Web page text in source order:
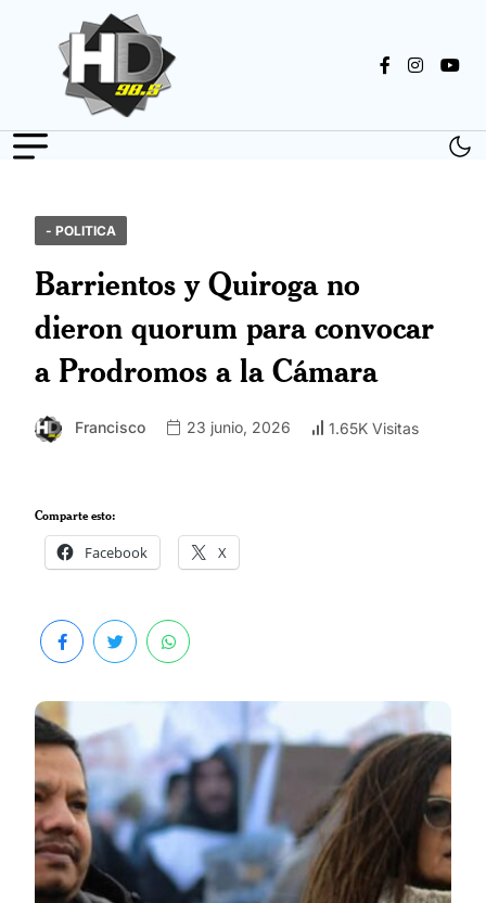
- POLITICA
Barrientos y Quiroga no
dieron quorum para convocar
a Prodromos a la Cámara
Francisco 23 junio, 2026 1.65K Visitas
Comparte esto:
Facebook X